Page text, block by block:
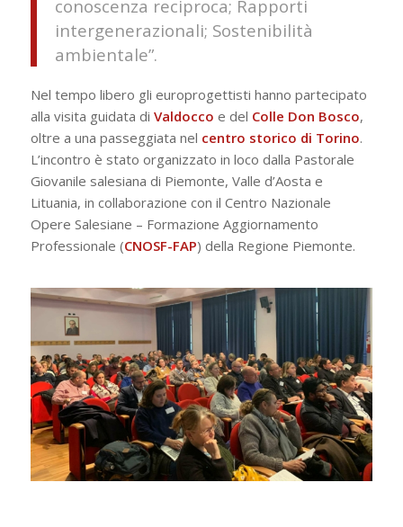
conoscenza reciproca; Rapporti
intergenerazionali; Sostenibilità
ambientale”.
Nel tempo libero gli europrogettisti hanno partecipato
alla visita guidata di Valdocco e del Colle Don Bosco,
oltre a una passeggiata nel centro storico di Torino.
L’incontro è stato organizzato in loco dalla Pastorale
Giovanile salesiana di Piemonte, Valle d’Aosta e
Lituania, in collaborazione con il Centro Nazionale
Opere Salesiane – Formazione Aggiornamento
Professionale (CNOSF-FAP) della Regione Piemonte.